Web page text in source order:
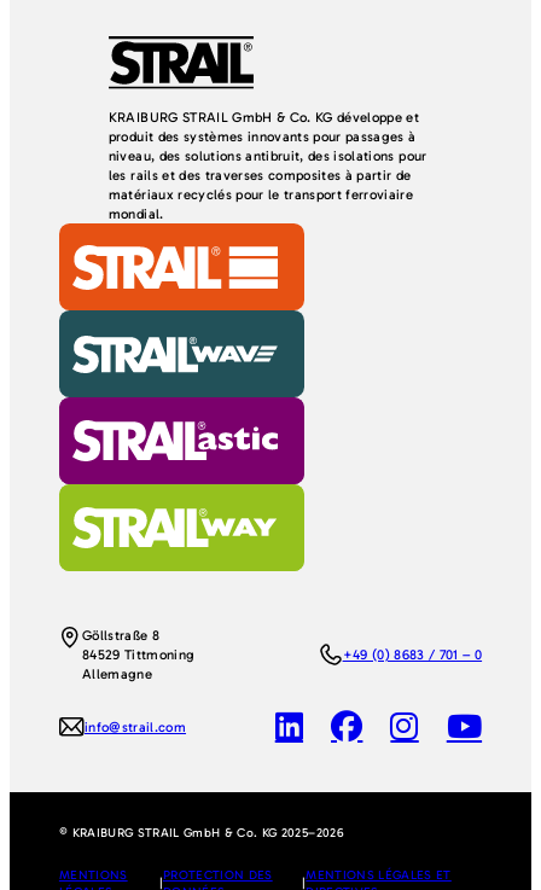
KRAIBURG STRAIL GmbH & Co. KG développe et
produit des systèmes innovants pour passages à
niveau, des solutions antibruit, des isolations pour
les rails et des traverses composites à partir de
matériaux recyclés pour le transport ferroviaire
mondial.
Göllstraße 8
84529 Tittmoning
Allemagne
+49 (0) 8683 / 701 – 0
info@strail.com
© KRAIBURG STRAIL GmbH & Co. KG 2025–2026
MENTIONS
|
PROTECTION DES
|
MENTIONS LÉGALES ET